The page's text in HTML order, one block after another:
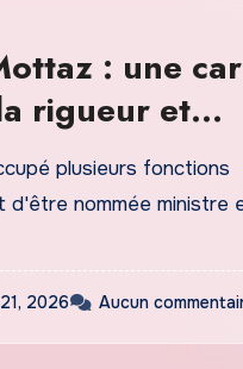
: une
rigueur et
plusieurs fonctions
d'être nommée ministre
2026 Aucun